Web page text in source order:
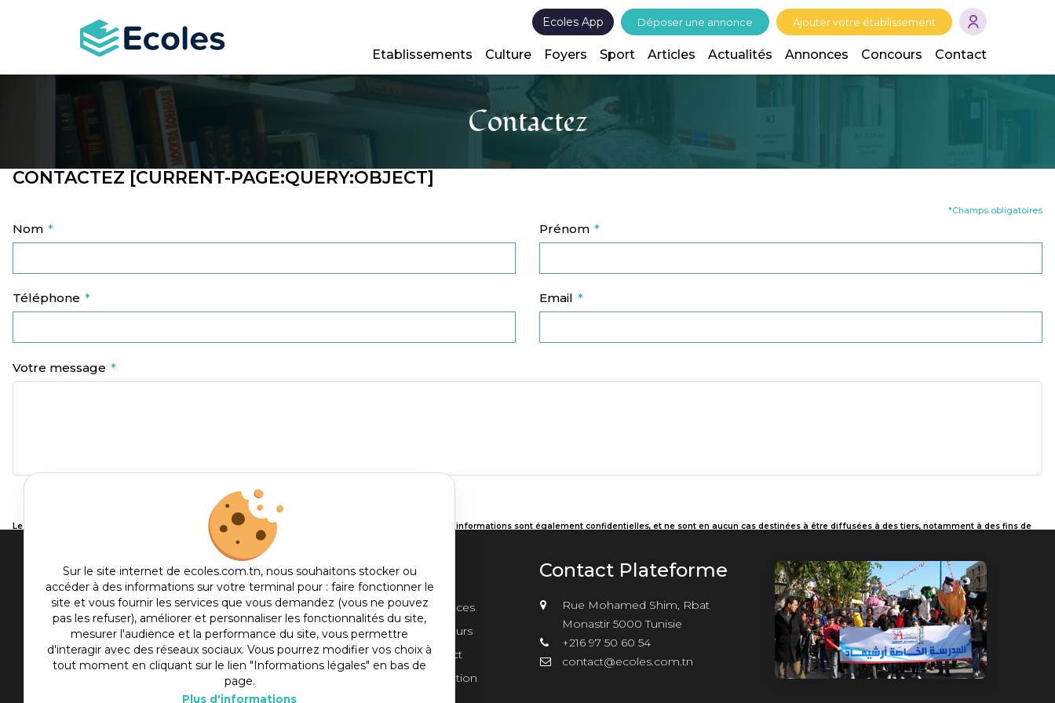
Ecoles App Déposer une annonce Ajouter votre établissement
Etablissements Culture Foyers Sport Articles Actualités Annonces Concours Contact
Contactez
CONTACTEZ [CURRENT-PAGE:QUERY:OBJECT]
*Champs obligatoires
Nom Prénom
Téléphone Email
Votre message
Les informations recueillies lors de votre visite sur ce site sont protégées par le Règlement RGPD. Ces informations sont également confidentielles, et ne sont en aucun cas destinées à être diffusées à des tiers, notamment à des fins de
prospection commerciale. Pour plus d’informations, nous vous invitons à consulter notre
Sur le site internet de ecoles.com.tn, nous souhaitons stocker ou
accéder à des informations sur votre terminal pour : faire fonctionner le
site et vous fournir les services que vous demandez (vous ne pouvez
pas les refuser), améliorer et personnaliser les fonctionnalités du site,
mesurer l'audience et la performance du site, vous permettre
d'interagir avec des réseaux sociaux. Vous pourrez modifier vos choix à
tout moment en cliquant sur le lien "Informations légales" en bas de
page.
Plus d'informations
Menu
Etablissements
Culture
Sport
menu
footer2
Annonces
Concours
Contact
Inscription
Contact Plateforme
Rue Mohamed Shim, Rbat
Monastir 5000 Tunisie
+216 97 50 60 54
contact@ecoles.com.tn